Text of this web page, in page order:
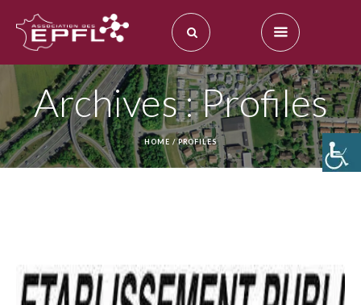
Archives :Profiles
HOME /PROFILES